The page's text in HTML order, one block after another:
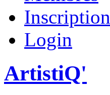
Inscription
Login
ArtistiQ'